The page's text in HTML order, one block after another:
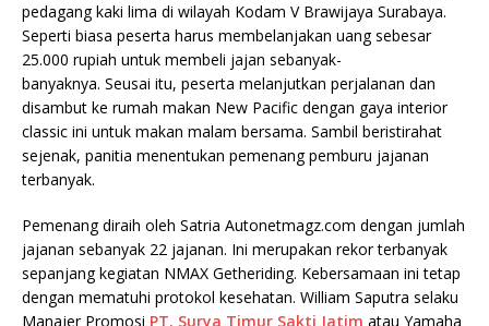
pedagang kaki lima di wilayah Kodam V Brawijaya Surabaya.
Seperti biasa peserta harus membelanjakan uang sebesar
25.000 rupiah untuk membeli jajan sebanyak-
banyaknya. Seusai itu, peserta melanjutkan perjalanan dan
disambut ke rumah makan New Pacific dengan gaya interior
classic ini untuk makan malam bersama. Sambil beristirahat
sejenak, panitia menentukan pemenang pemburu jajanan
terbanyak.
Pemenang diraih oleh Satria Autonetmagz.com dengan jumlah
jajanan sebanyak 22 jajanan. Ini merupakan rekor terbanyak
sepanjang kegiatan NMAX Getheriding. Kebersamaan ini tetap
dengan mematuhi protokol kesehatan. William Saputra selaku
Manajer Promosi PT. Surya Timur Sakti Jatim atau Yamaha